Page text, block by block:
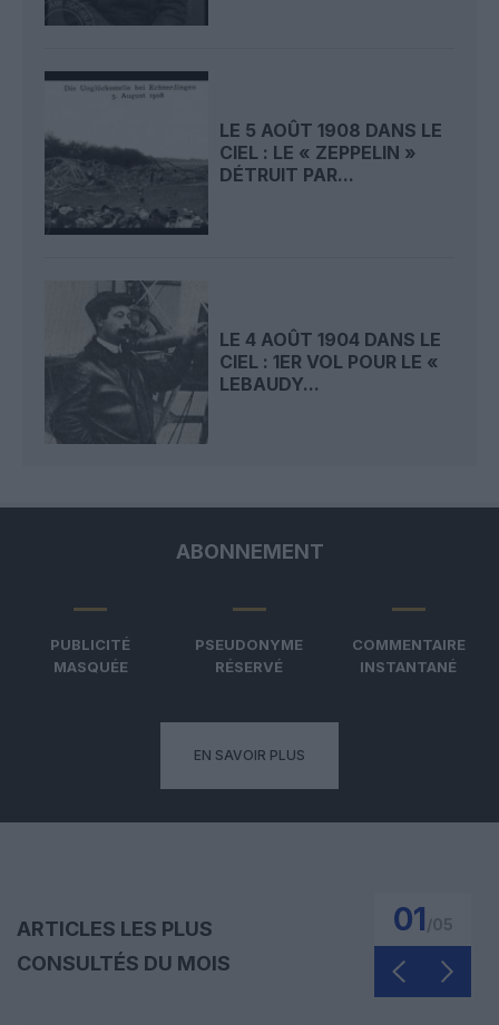
LE 5 AOÛT 1908 DANS LE
CIEL : LE « ZEPPELIN »
DÉTRUIT PAR...
LE 4 AOÛT 1904 DANS LE
CIEL : 1ER VOL POUR LE «
LEBAUDY...
ABONNEMENT
PUBLICITÉ
MASQUÉE
PSEUDONYME
RÉSERVÉ
COMMENTAIRE
INSTANTANÉ
EN SAVOIR PLUS
ARTICLES LES PLUS
CONSULTÉS DU MOIS
01